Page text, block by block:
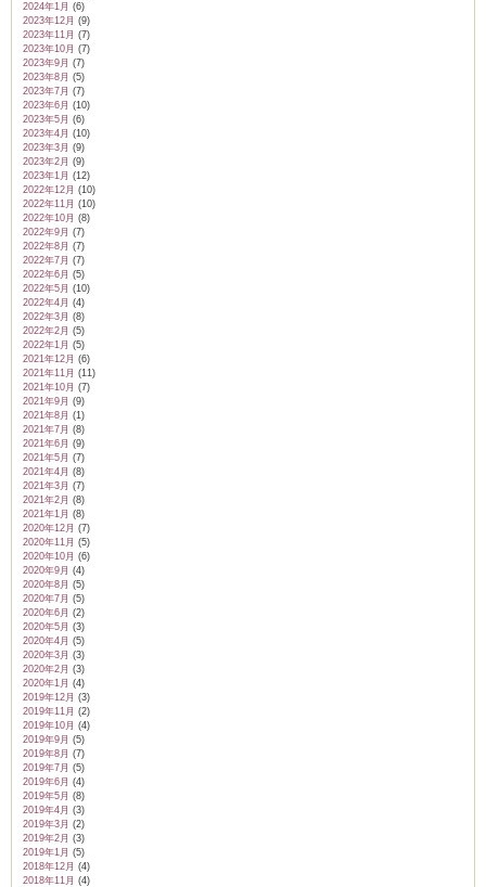
2024年1月 (6)
2023年12月 (9)
2023年11月 (7)
2023年10月 (7)
2023年9月 (7)
2023年8月 (5)
2023年7月 (7)
2023年6月 (10)
2023年5月 (6)
2023年4月 (10)
2023年3月 (9)
2023年2月 (9)
2023年1月 (12)
2022年12月 (10)
2022年11月 (10)
2022年10月 (8)
2022年9月 (7)
2022年8月 (7)
2022年7月 (7)
2022年6月 (5)
2022年5月 (10)
2022年4月 (4)
2022年3月 (8)
2022年2月 (5)
2022年1月 (5)
2021年12月 (6)
2021年11月 (11)
2021年10月 (7)
2021年9月 (9)
2021年8月 (1)
2021年7月 (8)
2021年6月 (9)
2021年5月 (7)
2021年4月 (8)
2021年3月 (7)
2021年2月 (8)
2021年1月 (8)
2020年12月 (7)
2020年11月 (5)
2020年10月 (6)
2020年9月 (4)
2020年8月 (5)
2020年7月 (5)
2020年6月 (2)
2020年5月 (3)
2020年4月 (5)
2020年3月 (3)
2020年2月 (3)
2020年1月 (4)
2019年12月 (3)
2019年11月 (2)
2019年10月 (4)
2019年9月 (5)
2019年8月 (7)
2019年7月 (5)
2019年6月 (4)
2019年5月 (8)
2019年4月 (3)
2019年3月 (2)
2019年2月 (3)
2019年1月 (5)
2018年12月 (4)
2018年11月 (4)